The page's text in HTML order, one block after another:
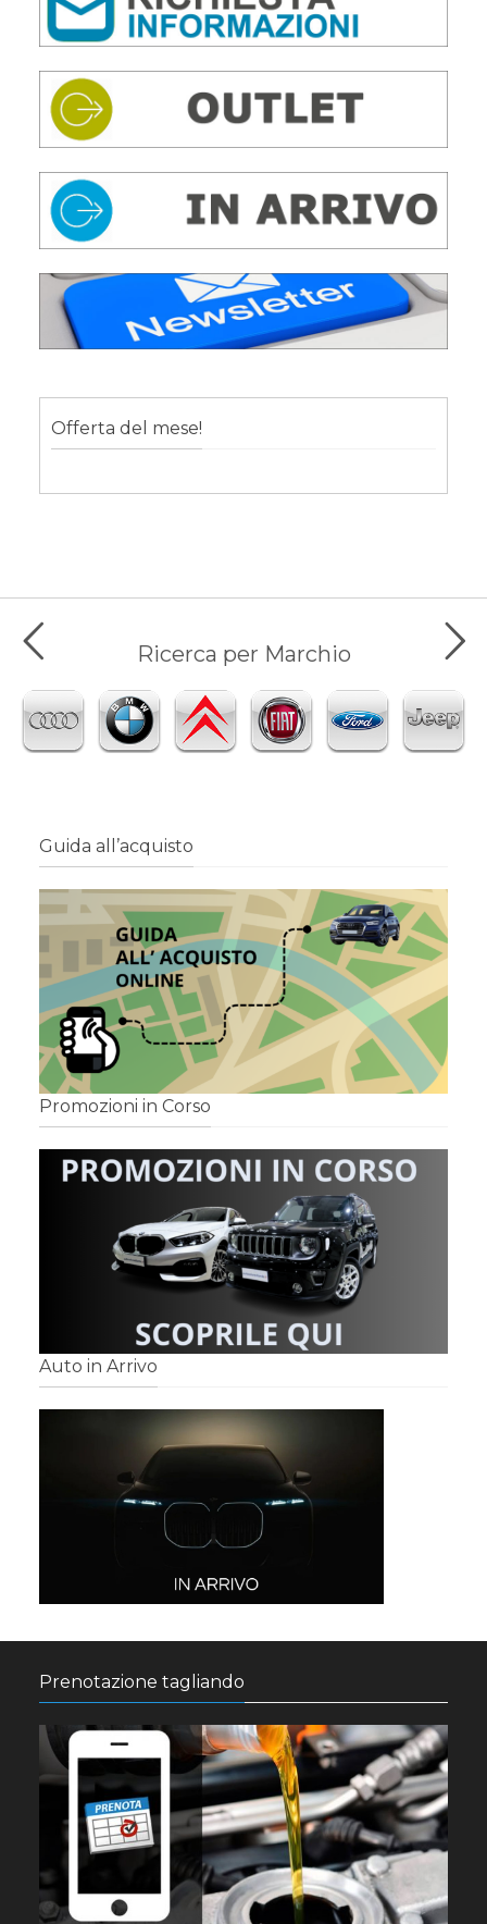
Offerta del mese!
Ricerca per Marchio
Guida all’acquisto
Promozioni in Corso
Auto in Arrivo
Prenotazione tagliando